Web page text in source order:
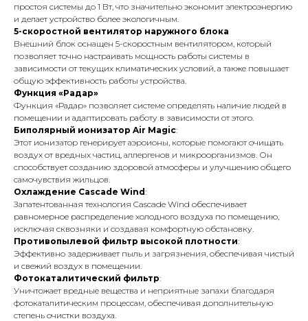
простоя системы до 1 Вт, что значительно экономит электроэнергию
и делает устройство более экологичным.
5-скоростной вентилятор наружного блока
Внешний блок оснащен 5-скоростным вентилятором, который
позволяет точно настраивать мощность работы системы в
зависимости от текущих климатических условий, а также повышает
общую эффективность работы устройства.
Функция «Радар»
Функция «Радар» позволяет системе определять наличие людей в
помещении и адаптировать работу в зависимости от этого.
Биполярный ионизатор Air Magic:
Этот ионизатор генерирует аэроионы, которые помогают очищать
воздух от вредных частиц, аллергенов и микроорганизмов. Он
способствует созданию здоровой атмосферы и улучшению общего
самочувствия жильцов.
Охлаждение Cascade Wind:
Запатентованная технология Cascade Wind обеспечивает
равномерное распределение холодного воздуха по помещению,
исключая сквозняки и создавая комфортную обстановку.
Противопылевой фильтр высокой плотности:
Эффективно задерживает пыль и загрязнения, обеспечивая чистый
и свежий воздух в помещении.
Фотокаталитический фильтр:
Уничтожает вредные вещества и неприятные запахи благодаря
фотокаталитическим процессам, обеспечивая дополнительную
степень очистки воздуха.